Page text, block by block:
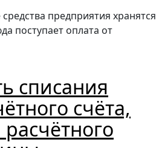
предприятия хранятся
поступает оплата от
списания
счёта,